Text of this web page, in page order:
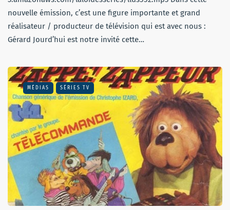
nouvelle émission, c’est une figure importante et grand
réalisateur / producteur de télévision qui est avec nous :
Gérard Jourd’hui est notre invité cette…
MÉDIAS SÉRIES TV